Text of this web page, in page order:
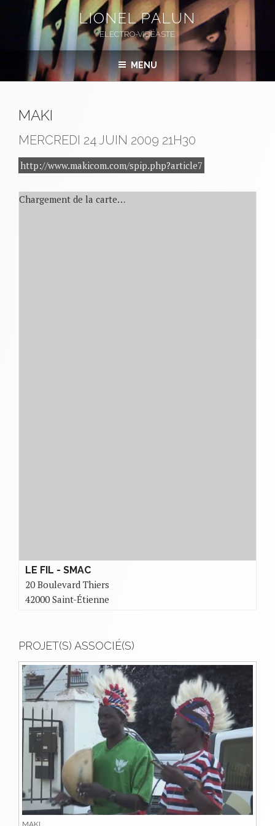
contenu
principal
LIONEL PALUN
ELECTRO-VIDÉASTE
MENU
MAKI
MERCREDI 24 JUIN 2009 21H30
http://www.makicom.com/spip.php?article7
Chargement de la carte…
LE FIL - SMAC
20 Boulevard Thiers
42000 Saint-Étienne
PROJET(S) ASSOCIÉ(S)